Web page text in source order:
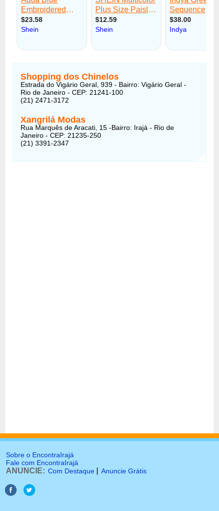
Shopping dos Chinelos
Estrada do Vigário Geral, 939 - Bairro: Vigário Geral -
Rio de Janeiro - CEP: 21241-100
(21) 2471-3172
Xangrilá Modas
Rua Marquês de Aracati, 15 -Bairro: Irajá - Rio de
Janeiro - CEP: 21235-250
(21) 3391-2347
Sobre o EncontraIrajá
Fale com EncontraIrajá
ANUNCIE: Com Destaque Anuncie Grátis